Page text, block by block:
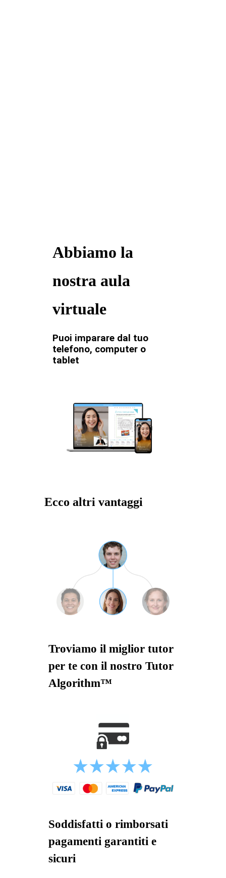
Abbiamo la
nostra aula
virtuale
Puoi imparare dal tuo
telefono, computer o
tablet
Ecco altri vantaggi
Troviamo il miglior tutor
per te con il nostro Tutor
Algorithm™
Soddisfatti o rimborsati
pagamenti garantiti e
sicuri